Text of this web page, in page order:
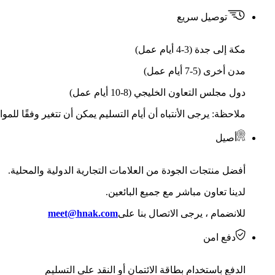
توصيل سريع
مكة إلى جدة (3-4 أيام عمل)
مدن أخرى (5-7 أيام عمل)
دول مجلس التعاون الخليجي (8-10 أيام عمل)
ملاحظة: يرجى الأنتباه أن أيام التسليم يمكن أن تتغير وفقًا
أصيل
أفضل منتجات الجودة من العلامات التجارية الدولية والمحلية.
لدينا تعاون مباشر مع جميع البائعين.
للانضمام ، يرجى الاتصال بنا علىmeet@hnak.com
دفع امن
الدفع باستخدام بطاقة الائتمان أو النقد على التسليم